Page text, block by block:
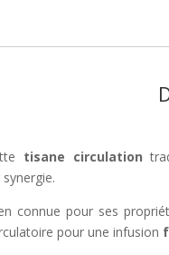
tisane circulation
connue pour ses
pour une infusion